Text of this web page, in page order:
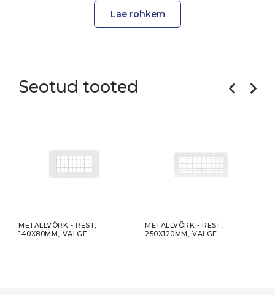
Lae rohkem
Seotud tooted
METALLVÕRK - REST,
140X80MM, VALGE
METALLVÕRK - REST,
250X120MM, VALGE